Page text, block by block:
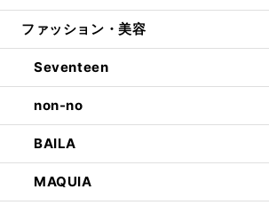
ファッション・美容
Seventeen
non-no
BAILA
MAQUIA